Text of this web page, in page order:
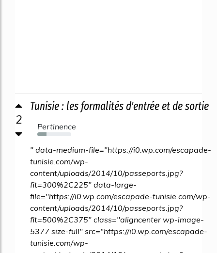
2
Tunisie : les formalités d'entrée et de sortie
Pertinence
27%
" data-medium-file="https://i0.wp.com/escapade-
tunisie.com/wp-
content/uploads/2014/10/passeports.jpg?
fit=300%2C225" data-large-
file="https://i0.wp.com/escapade-tunisie.com/wp-
content/uploads/2014/10/passeports.jpg?
fit=500%2C375" class="aligncenter wp-image-
5377 size-full" src="https://i0.wp.com/escapade-
tunisie.com/wp-